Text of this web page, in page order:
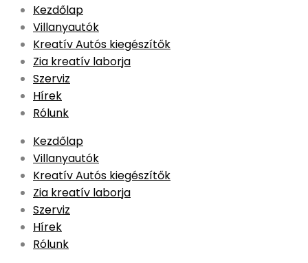
Skip
content
Kezdőlap
Villanyautók
Kreatív Autós kiegészítők
Zia kreatív laborja
Szerviz
Hírek
Rólunk
Kezdőlap
Villanyautók
Kreatív Autós kiegészítők
Zia kreatív laborja
Szerviz
Hírek
Rólunk